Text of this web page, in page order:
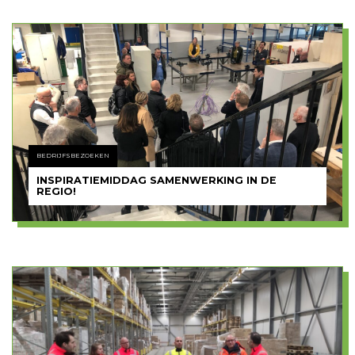
BEDRIJFSBEZOEKEN
INSPIRATIEMIDDAG SAMENWERKING IN DE
REGIO!